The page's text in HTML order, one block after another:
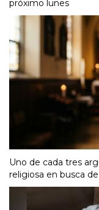
próximo lunes
Uno de cada tres
religiosa en busca